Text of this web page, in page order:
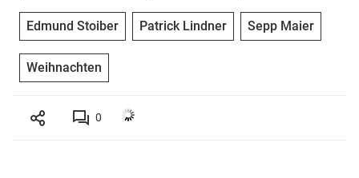
Edmund Stoiber Patrick Lindner Sepp Maier
Weihnachten
0